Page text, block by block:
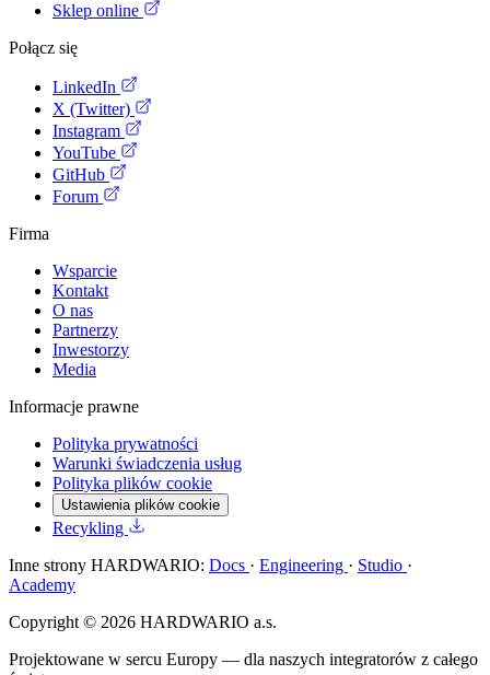
Sklep online
Połącz się
LinkedIn
X (Twitter)
Instagram
YouTube
GitHub
Forum
Firma
Wsparcie
Kontakt
O nas
Partnerzy
Inwestorzy
Media
Informacje prawne
Polityka prywatności
Warunki świadczenia usług
Polityka plików cookie
Ustawienia plików cookie
Recykling
Inne strony HARDWARIO: Docs · Engineering · Studio ·
Academy
Copyright © 2026 HARDWARIO a.s.
Projektowane w sercu Europy — dla naszych integratorów z całego